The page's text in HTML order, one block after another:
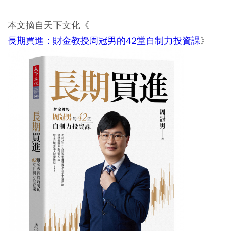
本文摘自天下文化《
長期買進：財金教授周冠男的42堂自制力投資課》